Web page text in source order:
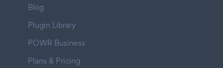
Blog
Plugin Library
POWR Business
Plans & Pricing